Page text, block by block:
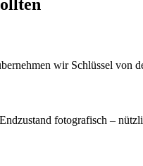
wir Schlüssel von
fotografisch –